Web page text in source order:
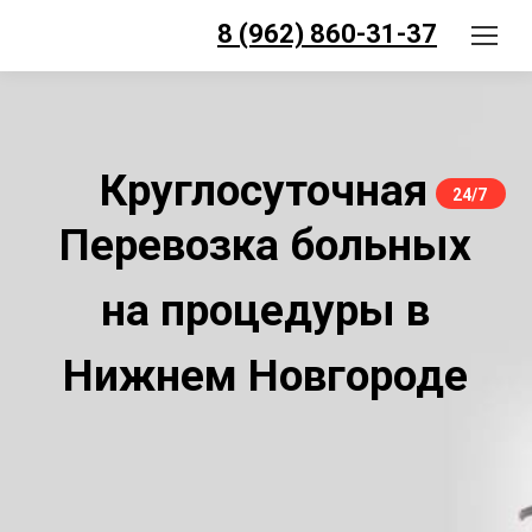
8 (962) 860-31-37
24/7
Перевозка больных
на процедуры в
Нижнем Новгороде
Круглосуточная